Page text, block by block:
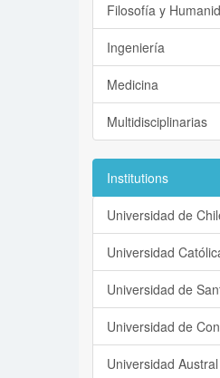
Filosofía y
Ingeniería
Medicina
Multidisciplinarias
Institutions
Universidad de
Universidad
Universidad de
Universidad de
Universidad